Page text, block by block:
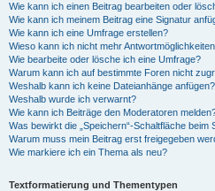
Wie kann ich einen Beitrag bearbeiten oder
Wie kann ich meinem Beitrag eine Signatur
Wie kann ich eine Umfrage erstellen?
Wieso kann ich nicht mehr
Wie bearbeite oder lösche ich eine Umfrage?
Warum kann ich auf bestimmte Foren nicht
Weshalb kann ich keine Dateianhänge anfügen?
Weshalb wurde ich verwarnt?
Wie kann ich Beiträge den Moderatoren
Was bewirkt die „Speichern“-Schaltfläche beim
Warum muss mein Beitrag erst freigegeben
Wie markiere ich ein Thema als neu?
Textformatierung und Thementypen